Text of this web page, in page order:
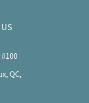
QC,